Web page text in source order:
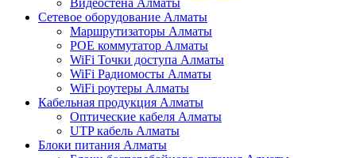
Сетевое оборудование Алматы
Маршрутизаторы Алматы
POE коммутатор Алматы
WiFi Точки доступа Алматы
WiFi Радиомосты Алматы
WiFi роутеры Алматы
Кабельная продукция Алматы
Оптические кабеля Алматы
UTP кабель Алматы
Блоки питания Алматы